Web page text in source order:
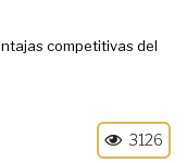
competitivas del
3126